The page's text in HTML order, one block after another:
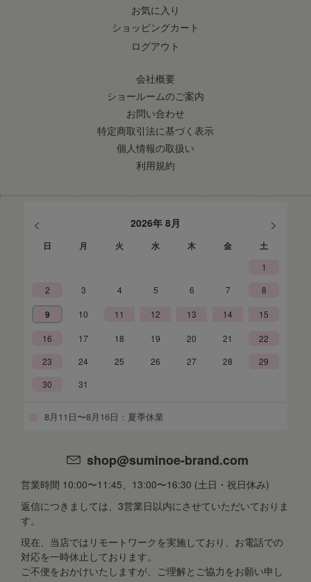
お気に入り
ショッピングカート
ログアウト
会社概要
ショールームのご案内
お問い合わせ
特定商取引法に基づく表示
個人情報の取扱い
利用規約
< 2026年 8月 >
日 月 火 水 木 金 土
1
2
3 4 5 6 7 8
9 10 11 12 13 14 15
16 17 18 19 20 21
22
23
24 25 26 27 28
29
30
31
8月11日〜8月16日：夏季休業
shop@suminoe-brand.com
営業時間 10:00〜11:45、13:00〜16:30 (土日・祝日休み)
返信につきましては、3営業日以内にさせていただいておりま
す。
現在、当店ではリモートワークを実施しており、お電話での
対応を一時休止しております。
ご不便をおかけいたしますが、ご理解とご協力をお願い申し